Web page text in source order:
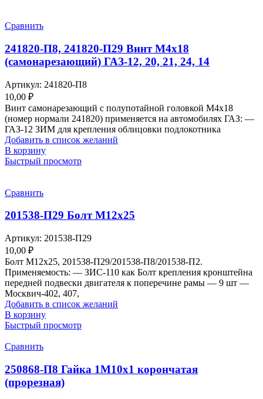
Сравнить
241820-П8, 241820-П29 Винт М4х18
(самонарезающий) ГАЗ-12, 20, 21, 24, 14
Артикул: 241820-П8
10,00 ₽
Винт самонарезающий с полупотайной головкой М4х18
(номер нормали 241820) применяется на автомобилях ГАЗ: —
ГАЗ-12 ЗИМ для крепления облицовки подлокотника
Добавить в список желаний
В корзину
Быстрый просмотр
Сравнить
201538-П29 Болт М12х25
Артикул: 201538-П29
10,00 ₽
Болт М12х25, 201538-П29/201538-П8/201538-П2.
Применяемость: — ЗИС-110 как Болт крепления кронштейна
передней подвески двигателя к поперечине рамы — 9 шт —
Москвич-402, 407,
Добавить в список желаний
В корзину
Быстрый просмотр
Сравнить
250868-П8 Гайка 1М10х1 корончатая
(прорезная)